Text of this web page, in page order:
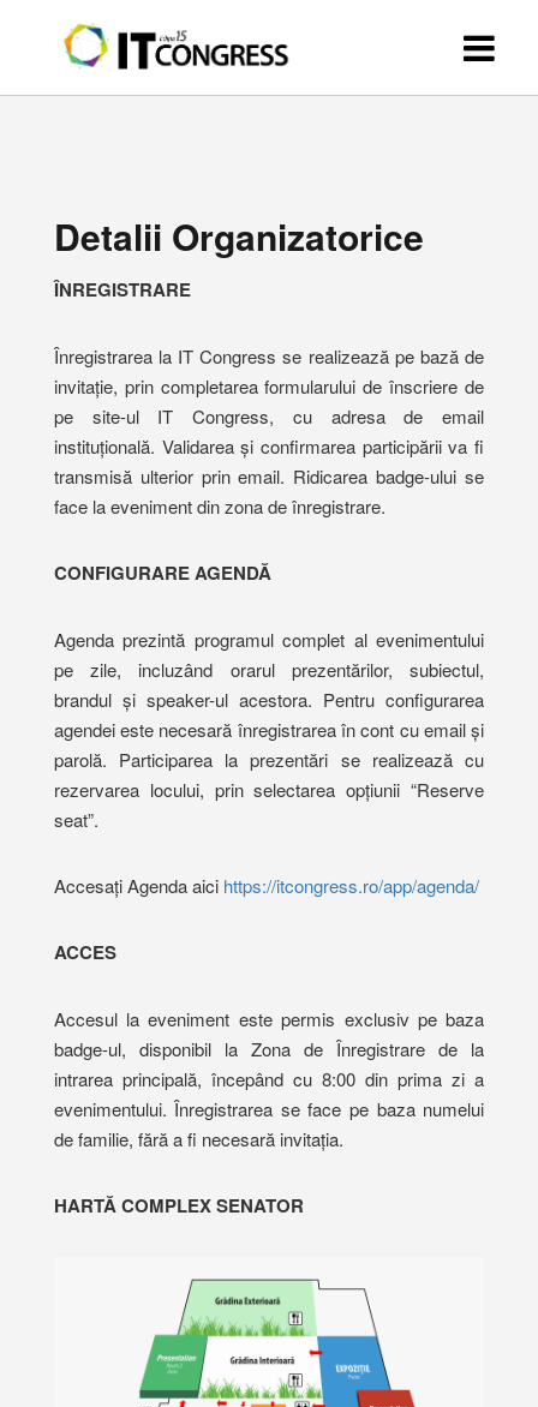
Detalii Organizatorice
ÎNREGISTRARE
Înregistrarea la IT Congress se realizează pe bază de
invitație, prin completarea formularului de înscriere de
pe site-ul IT Congress, cu adresa de email
instituțională. Validarea și confirmarea participării va fi
transmisă ulterior prin email. Ridicarea badge-ului se
face la eveniment din zona de înregistrare.
CONFIGURARE AGENDĂ
Agenda prezintă programul complet al evenimentului
pe zile, incluzând orarul prezentărilor, subiectul,
brandul și speaker-ul acestora. Pentru configurarea
agendei este necesară înregistrarea în cont cu email și
parolă. Participarea la prezentări se realizează cu
rezervarea locului, prin selectarea opțiunii “Reserve
seat”.
Accesați Agenda aici https://itcongress.ro/app/agenda/
ACCES
Accesul la eveniment este permis exclusiv pe baza
badge-ul, disponibil la Zona de Înregistrare de la
intrarea principală, începând cu 8:00 din prima zi a
evenimentului. Înregistrarea se face pe baza numelui
de familie, fără a fi necesară invitația.
HARTĂ COMPLEX SENATOR